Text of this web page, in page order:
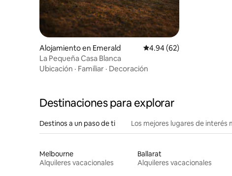
Alojamiento en Emerald Calificación promedio:
4.94 (62)
La Pequeña Casa Blanca
Ubicación · Familiar · Decoración
Destinaciones para explorar
Destinos a un paso de ti Los mejores lugares de interés
Melbourne
Alquileres vacacionales
Ballarat
Alquileres vacacionales